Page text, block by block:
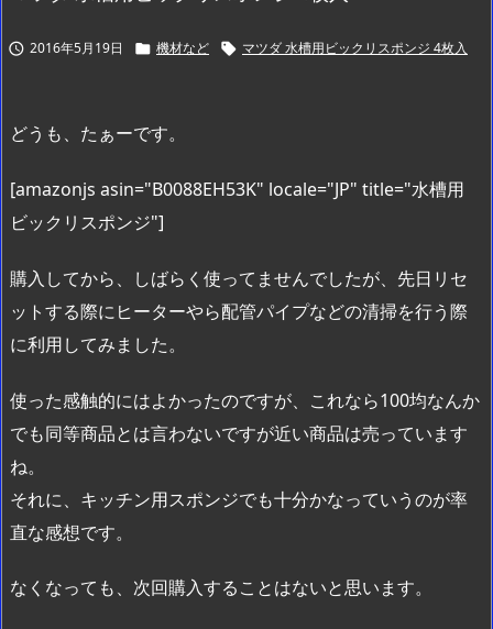
 2016年5月19日  機材など  マツダ 水槽用ビックリスポンジ 4枚入
どうも、たぁーです。
[amazonjs asin="B0088EH53K" locale="JP" title="水槽用
ビックリスポンジ"]
購入してから、しばらく使ってませんでしたが、先日リセ
ットする際にヒーターやら配管パイプなどの清掃を行う際
に利用してみました。
使った感触的にはよかったのですが、これなら100均なんか
でも同等商品とは言わないですが近い商品は売っています
ね。
それに、キッチン用スポンジでも十分かなっていうのが率
直な感想です。
なくなっても、次回購入することはないと思います。